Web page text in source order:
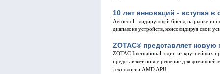
10 лет инноваций - вступая в
Aeroсool - лидирующий бренд на рынке
диапазоне устройств, консолидируя свои
ZOTAC® представляет новую
ZOTAC International, один из крупнейших
представляет новое решение для
технологии AMD APU.